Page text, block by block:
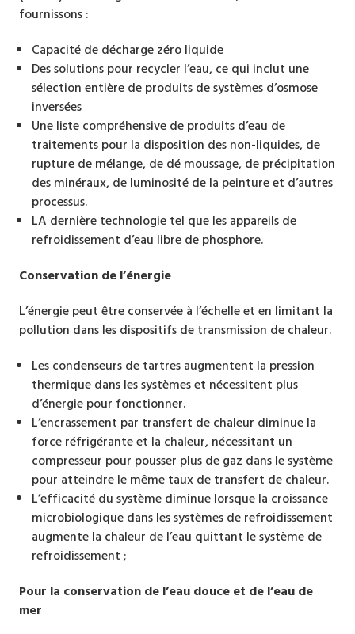
fournissons :
Capacité de décharge zéro liquide
Des solutions pour recycler l’eau, ce qui inclut une
sélection entière de produits de systèmes d’osmose
inversées
Une liste compréhensive de produits d’eau de
traitements pour la disposition des non-liquides, de
rupture de mélange, de dé moussage, de précipitation
des minéraux, de luminosité de la peinture et d’autres
processus.
LA dernière technologie tel que les appareils de
refroidissement d’eau libre de phosphore.
Conservation de l’énergie
L’énergie peut être conservée à l’échelle et en limitant la
pollution dans les dispositifs de transmission de chaleur.
Les condenseurs de tartres augmentent la pression
thermique dans les systèmes et nécessitent plus
d’énergie pour fonctionner.
L’encrassement par transfert de chaleur diminue la
force réfrigérante et la chaleur, nécessitant un
compresseur pour pousser plus de gaz dans le système
pour atteindre le même taux de transfert de chaleur.
L’efficacité du système diminue lorsque la croissance
microbiologique dans les systèmes de refroidissement
augmente la chaleur de l’eau quittant le système de
refroidissement ;
Pour la conservation de l’eau douce et de l’eau de
mer